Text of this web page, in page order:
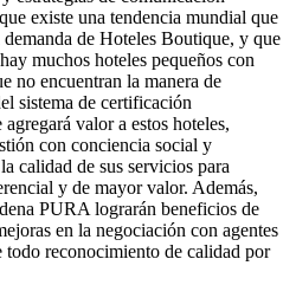
existe una tendencia mundial que
de Hoteles Boutique, y que
muchos hoteles pequeños con
no encuentran la manera de
sistema de certificación
valor a estos hoteles,
con conciencia social y
calidad de sus servicios para
y de mayor valor. Además,
PURA lograrán beneficios de
en la negociación con agentes
todo reconocimiento de calidad por